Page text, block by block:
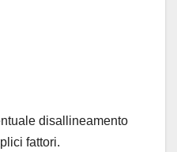
disallineamento
fattori.